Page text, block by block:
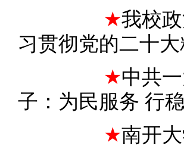
★我校
习贯彻党的二十
★中共
子：为民服务 行
★南开